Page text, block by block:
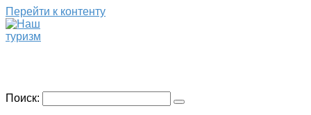
Перейти к контенту
Поиск: